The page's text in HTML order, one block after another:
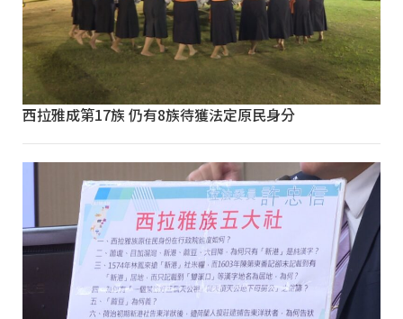
西拉雅成第17族 仍有8族待獲法定原民身分